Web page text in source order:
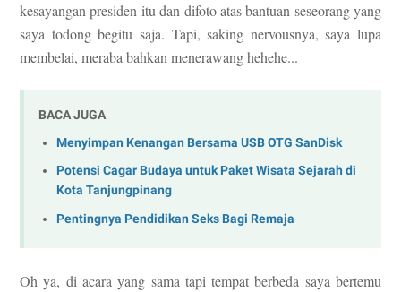
kesayangan presiden itu dan difoto atas bantuan seseorang yang
saya todong begitu saja. Tapi, saking nervousnya, saya lupa
membelai, meraba bahkan menerawang hehehe...
BACA JUGA
Menyimpan Kenangan Bersama USB OTG SanDisk
Potensi Cagar Budaya untuk Paket Wisata Sejarah di
Kota Tanjungpinang
Pentingnya Pendidikan Seks Bagi Remaja
Oh ya, di acara yang sama tapi tempat berbeda saya bertemu